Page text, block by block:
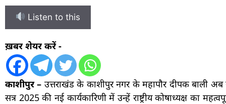
Listen to this
ख़बर शेयर करें -
काशीपुर – उत्तराखंड के काशीपुर नगर के महापौर दीपक बाली अब
सत्र 2025 की नई कार्यकारिणी में उन्हें राष्ट्रीय कोषाध्यक्ष का